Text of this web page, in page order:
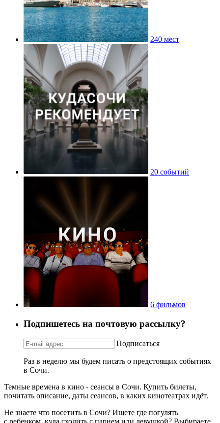
240 мест
20 событий
6 фильмов
Подпишетесь на почтовую рассылку?
Подписаться
Раз в неделю мы будем писать о предстоящих событиях
в Сочи.
Темные времена в кино - сеансы в Сочи. Купить билеты,
почитать описание, даты сеансов, в каких кинотеатрах идёт.
Не знаете что посетить в Сочи? Ищете где погулять
с ребенком, куда сходить с парнем или девушкой? Выбираете